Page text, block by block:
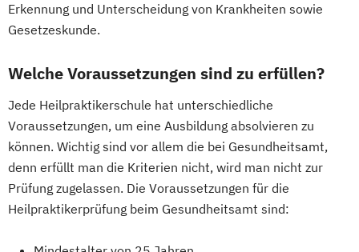
Erkennung und Unterscheidung von Krankheiten sowie
Gesetzeskunde.
Welche Voraussetzungen sind zu erfüllen?
Jede Heilpraktikerschule hat unterschiedliche
Voraussetzungen, um eine Ausbildung absolvieren zu
können. Wichtig sind vor allem die bei Gesundheitsamt,
denn erfüllt man die Kriterien nicht, wird man nicht zur
Prüfung zugelassen. Die Voraussetzungen für die
Heilpraktikerprüfung beim Gesundheitsamt sind: